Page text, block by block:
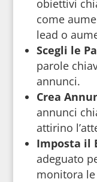
obiettivi
come
lead o
Scegli le
parole
annunci.
Crea
annunci
attirino
Imposta il
adeguato
monitora le